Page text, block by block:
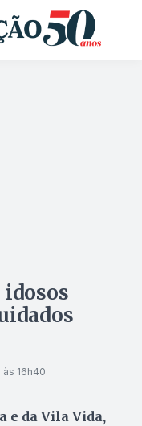
idosos
16h40
e da Vila Vida,